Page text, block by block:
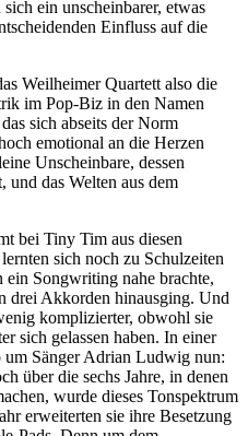
ein unscheinbarer, etwas
Einfluss auf die
Weilheimer Quartett also die
im Pop-Biz in den Namen
sich abseits der Norm
emotional an die Herzen
Unscheinbare, dessen
und das Welten aus dem
bei Tiny Tim aus diesen
sich noch zu Schulzeiten
Songwriting nahe brachte,
drei Akkorden hinausging. Und
komplizierter, obwohl sie
sich gelassen haben. In einer
Sänger Adrian Ludwig nun:
über die sechs Jahre, in denen
wurde dieses Tonspektrum
erweiterten sie ihre Besetzung